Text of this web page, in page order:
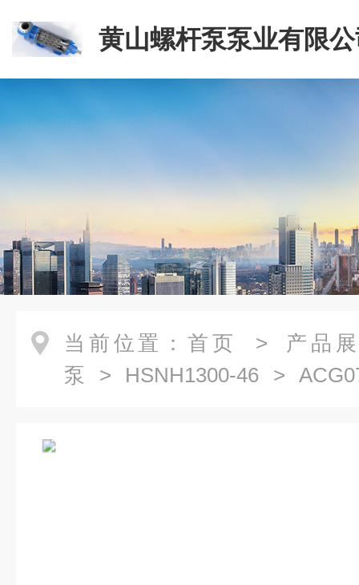
黄山螺杆泵泵业有限
当前位置： 首页 > 产品
泵 > HSNH1300-46 >